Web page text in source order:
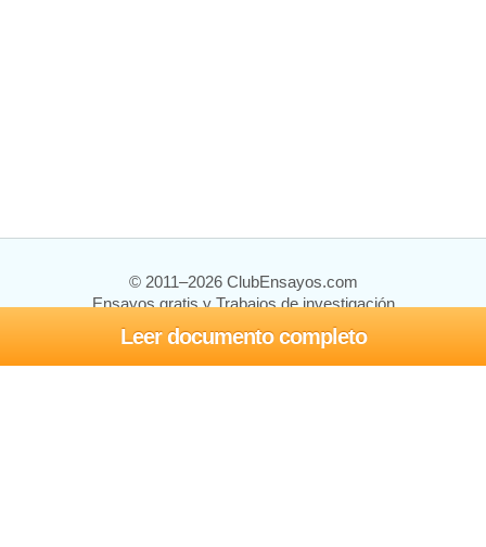
Leer documento completo
© 2011–2026 ClubEnsayos.com
Ensayos gratis y Trabajos de investigación